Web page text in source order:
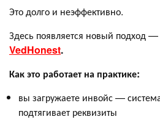
Это долго и неэффективно.
Здесь появляется новый подход —
VedHonest.
Как это работает на практике:
вы загружаете инвойс —
подтягивает реквизиты